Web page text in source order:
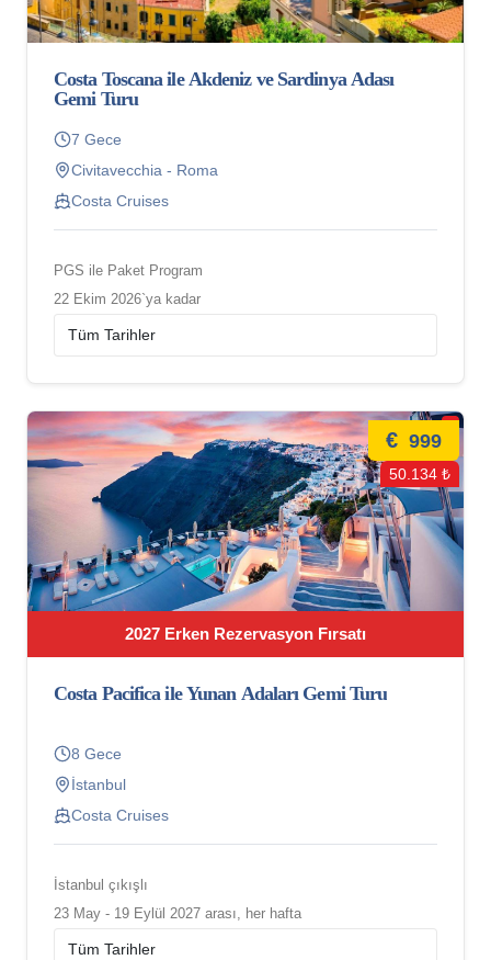
Costa Toscana ile Akdeniz ve Sardinya Adası
Gemi Turu
7 Gece
Civitavecchia - Roma
Costa Cruises
PGS ile Paket Program
22 Ekim 2026`ya kadar
2027 Erken Rezervasyon Fırsatı
€ 999
50.134 ₺
Costa Pacifica ile Yunan Adaları Gemi Turu
8 Gece
İstanbul
Costa Cruises
İstanbul çıkışlı
23 May - 19 Eylül 2027 arası, her hafta